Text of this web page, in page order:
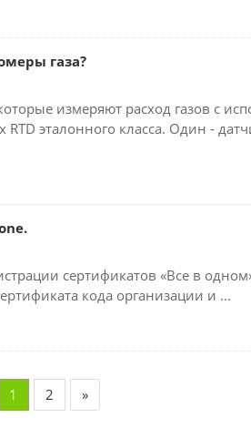
газа?
измеряют расход газов с
эталонного класса. Один -
сертификатов «Все в
кода организации и ...
1 2 »